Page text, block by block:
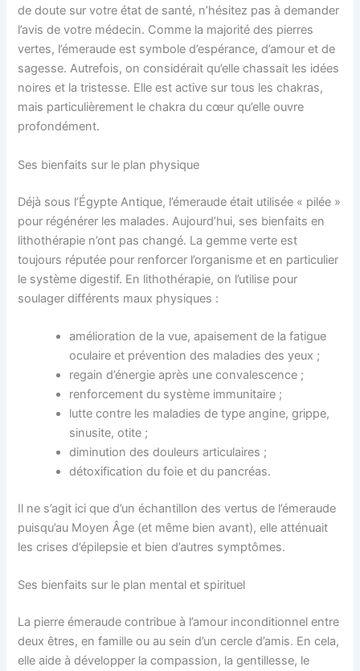
de doute sur votre état de santé, n’hésitez pas à demander
l’avis de votre médecin. Comme la majorité des pierres
vertes, l’émeraude est symbole d’espérance, d’amour et de
sagesse. Autrefois, on considérait qu’elle chassait les idées
noires et la tristesse. Elle est active sur tous les chakras,
mais particulièrement le chakra du cœur qu’elle ouvre
profondément.
Ses bienfaits sur le plan physique
Déjà sous l’Égypte Antique, l’émeraude était utilisée « pilée »
pour régénérer les malades. Aujourd’hui, ses bienfaits en
lithothérapie n’ont pas changé. La gemme verte est
toujours réputée pour renforcer l’organisme et en particulier
le système digestif. En lithothérapie, on l’utilise pour
soulager différents maux physiques :
amélioration de la vue, apaisement de la fatigue
oculaire et prévention des maladies des yeux ;
regain d’énergie après une convalescence ;
renforcement du système immunitaire ;
lutte contre les maladies de type angine, grippe,
sinusite, otite ;
diminution des douleurs articulaires ;
détoxification du foie et du pancréas.
Il ne s’agit ici que d’un échantillon des vertus de l’émeraude
puisqu’au Moyen Âge (et même bien avant), elle atténuait
les crises d’épilepsie et bien d’autres symptômes.
Ses bienfaits sur le plan mental et spirituel
La pierre émeraude contribue à l’amour inconditionnel entre
deux êtres, en famille ou au sein d’un cercle d’amis. En cela,
elle aide à développer la compassion, la gentillesse, le